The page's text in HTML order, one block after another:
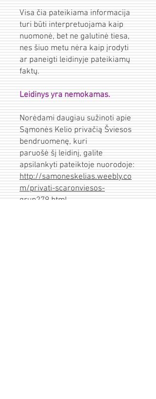
Visa čia pateikiama informacija
turi būti interpretuojama kaip
nuomonė, bet ne galutinė tiesa,
nes šiuo metu nėra kaip įrodyti
ar paneigti leidinyje pateikiamų
faktų.
Leidinys yra nemokamas.
Norėdami daugiau sužinoti apie
Sąmonės Kelio privačią Šviesos
bendruomenę, kuri
paruošė šį leidinį, galite
apsilankyti pateiktoje nuorodoje:
http://samoneskelias.weebly.co
m/privati-scaronviesos-
grup279.html